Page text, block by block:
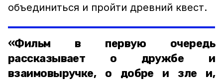
объединиться и пройти древний квест.
«Фильм в первую очередь
рассказывает о дружбе и
взаимовыручке, о добре и зле и,